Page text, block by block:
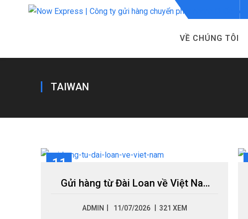
VỀ CHÚNG TÔI
TAIWAN
11
TH7 Gửi hàng từ Đài Loan về Việt Nam
ADMIN 11/07/2026 321 XEM